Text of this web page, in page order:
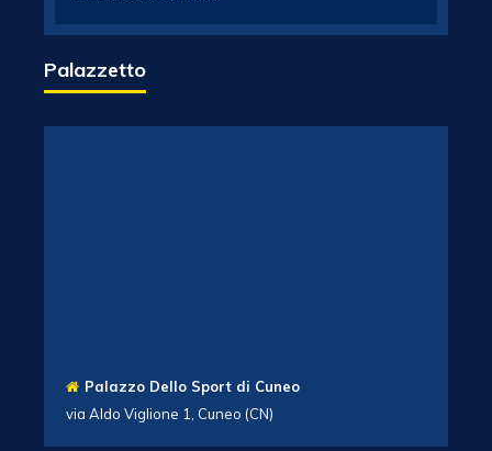
Palazzetto
Palazzo Dello Sport di Cuneo
via Aldo Viglione 1, Cuneo (CN)